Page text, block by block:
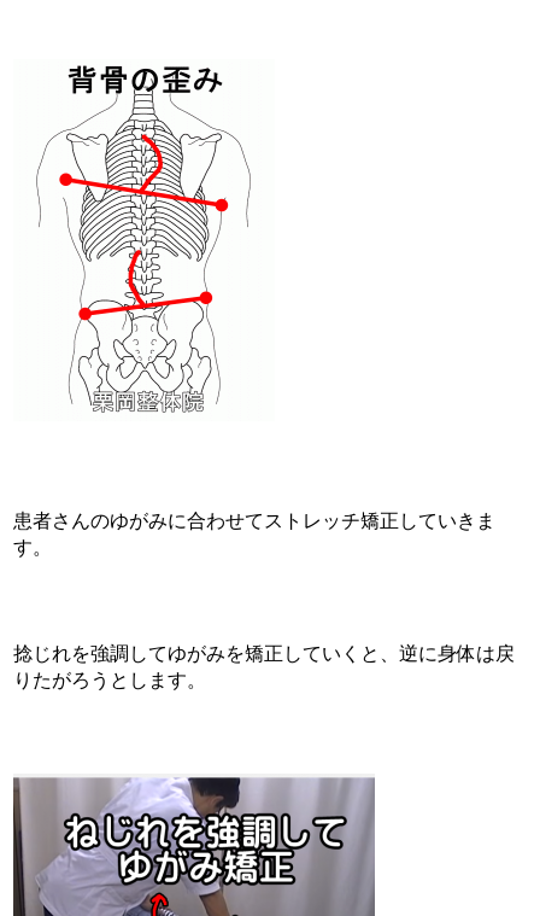
患者さんのゆがみに合わせてストレッチ矯正していきま
す。
捻じれを強調してゆがみを矯正していくと、逆に身体は戻
りたがろうとします。